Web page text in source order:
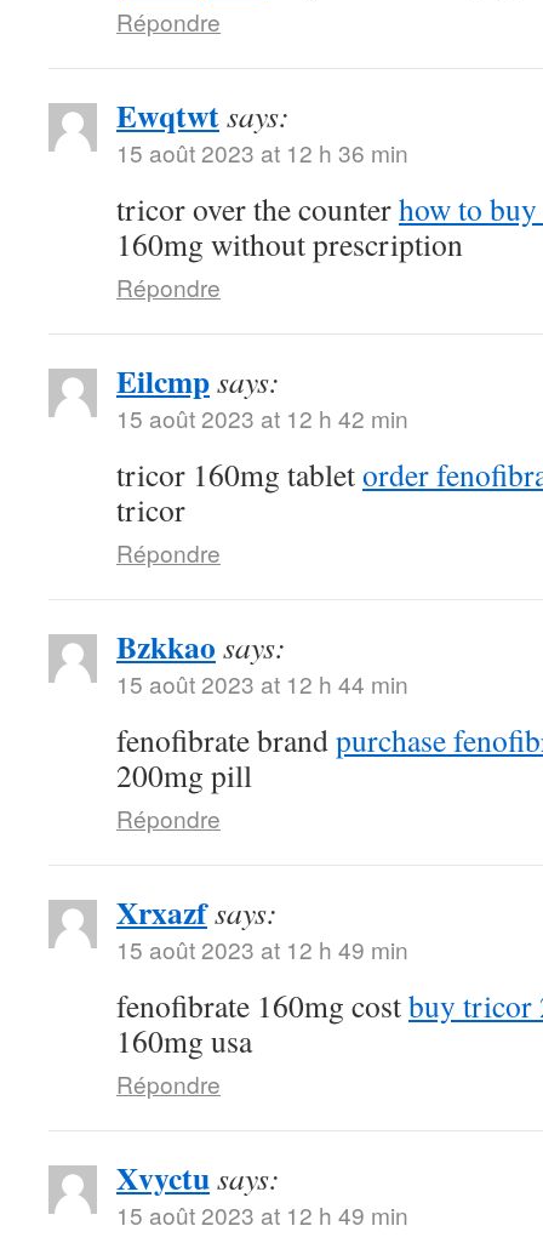
Répondre
Ewqtwtsays:
15 août 2023 at 12 h 36 min
tricor over the counterhow to
160mg without prescription
Répondre
Eilcmpsays:
15 août 2023 at 12 h 42 min
tricor 160mg tabletorder
tricor
Répondre
Bzkkao says:
15 août 2023 at 12 h 44 min
fenofibrate brandpurchase
200mg pill
Répondre
Xrxazfsays:
15 août 2023 at 12 h 49 min
fenofibrate 160mg costbuy tricor
160mg usa
Répondre
Xvyctusays:
15 août 2023 at 12 h 49 min